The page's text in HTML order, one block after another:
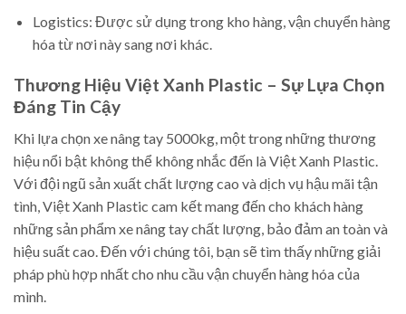
Logistics: Được sử dụng trong kho hàng, vận chuyển hàng
hóa từ nơi này sang nơi khác.
Thương Hiệu Việt Xanh Plastic – Sự Lựa Chọn
Đáng Tin Cậy
Khi lựa chọn xe nâng tay 5000kg, một trong những thương
hiệu nổi bật không thể không nhắc đến là Việt Xanh Plastic.
Với đội ngũ sản xuất chất lượng cao và dịch vụ hậu mãi tận
tình, Việt Xanh Plastic cam kết mang đến cho khách hàng
những sản phẩm xe nâng tay chất lượng, bảo đảm an toàn và
hiệu suất cao. Đến với chúng tôi, bạn sẽ tìm thấy những giải
pháp phù hợp nhất cho nhu cầu vận chuyển hàng hóa của
mình.